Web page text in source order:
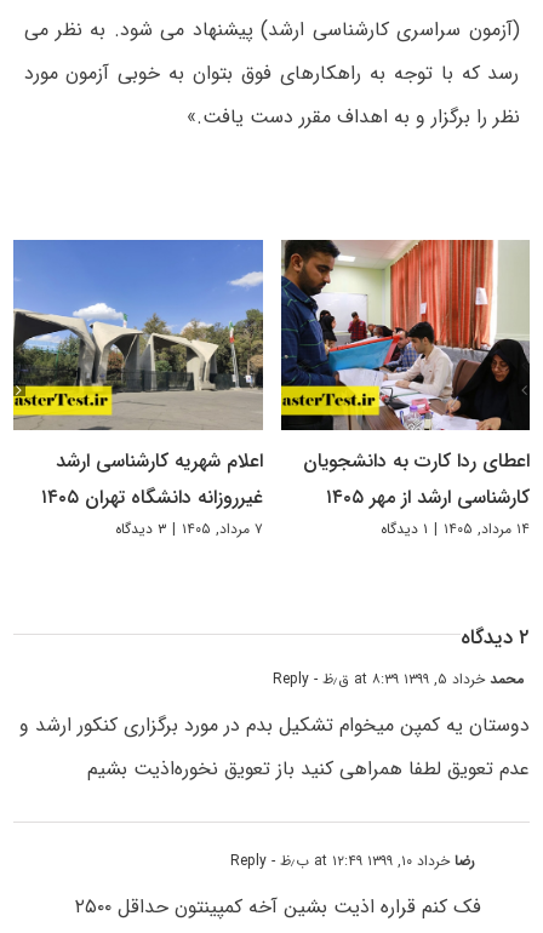
(آزمون سراسری کارشناسی ارشد) پیشنهاد می شود. به نظر می
رسد که با توجه به راهکارهای فوق بتوان به خوبی آزمون مورد
نظر را برگزار و به اهداف مقرر دست یافت.»
اعطای ردا کارت به دانشجویان
کارشناسی ارشد از مهر ۱۴۰۵
۱۴ مرداد, ۱۴۰۵ | ۱ دیدگاه
اعلام شهریه کارشناسی ارشد
غیرروزانه دانشگاه تهران ۱۴۰۵
۷ مرداد, ۱۴۰۵ | ۳ دیدگاه
۲ دیدگاه
محمدخرداد ۵, ۱۳۹۹ at ۸:۳۹ ق٫ظ - Reply
دوستان یه کمپن میخوام تشکیل بدم در مورد برگزاری کنکور ارشد و
عدم تعویق لطفا همراهی کنید باز تعویق نخوره‌اذیت بشیم
رضاخرداد ۱۰, ۱۳۹۹ at ۱۲:۴۹ ب٫ظ - Reply
فک کنم قراره اذیت بشین آخه کمپینتون حداقل ۲۵۰۰